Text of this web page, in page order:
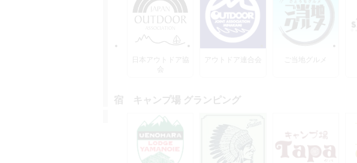
日本アウトドア協
会
アウトドア連合会 ご当地グルメ
宿 キャンプ場 グランピング